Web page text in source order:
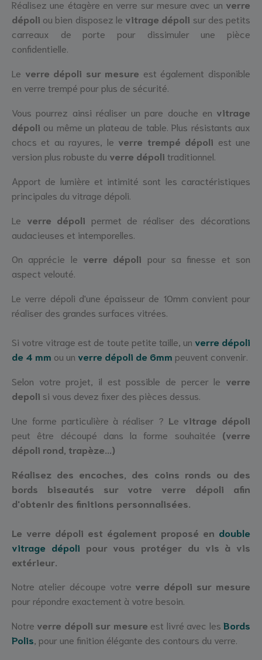
Réalisez une étagère en verre sur mesure avec un verre
dépoli ou bien disposez le vitrage dépoli sur des petits
carreaux de porte pour dissimuler une pièce
confidentielle.
Le verre dépoli sur mesure est également disponible
en verre trempé pour plus de sécurité.
Vous pourrez ainsi réaliser un pare douche en vitrage
dépoli ou même un plateau de table. Plus résistants aux
chocs et au rayures, le verre trempé dépoli est une
version plus robuste du verre dépoli traditionnel.
Apport de lumière et intimité sont les caractéristiques
principales du vitrage dépoli.
Le verre dépoli permet de réaliser des décorations
audacieuses et intemporelles.
On apprécie le verre dépoli pour sa finesse et son
aspect velouté.
Le verre dépoli d'une épaisseur de 10mm convient pour
réaliser des grandes surfaces vitrées.
Si votre vitrage est de toute petite taille, un verre dépoli
de 4 mm ou un verre dépoli de 6mm peuvent convenir.
Selon votre projet, il est possible de percer le verre
depoli si vous devez fixer des pièces dessus.
Une forme particulière à réaliser ? L e vitrage dépoli
peut être découpé dans la forme souhaitée (verre
dépoli rond, trapèze...)
Réalisez des encoches, des coins ronds ou des
bords biseautés sur votre verre dépoli afin
d'obtenir des finitions personnalisées.
Le verre dépoli est également proposé en double
vitrage dépoli pour vous protéger du vis à vis
extérieur.
Notre atelier découpe votre verre dépoli sur mesure
pour répondre exactement à votre besoin.
Notre verre dépoli sur mesure est livré avec les Bords
Polis , pour une finition élégante des contours du verre.